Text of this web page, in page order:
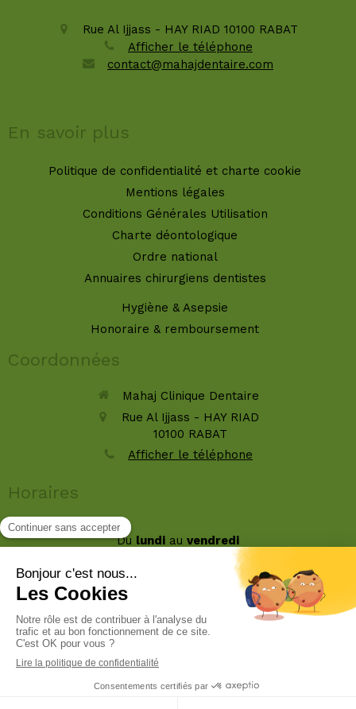
Rue Al Ijjass - HAY RIAD 10100 RABAT
Afficher le téléphone
contact@mahajdentaire.com
En savoir plus
Politique de confidentialité et charte cookie
Mentions légales
Conditions Générales Utilisation
Charte déontologique
Ordre national
Annuaires chirurgiens dentistes
Hygiène & Asepsie
Honoraire & remboursement
Coordonnées
Mahaj Clinique Dentaire
Rue Al Ijjass - HAY RIAD
10100 RABAT
Afficher le téléphone
Horaires
Du lundi au vendredi
9h-12h30
Rechercher